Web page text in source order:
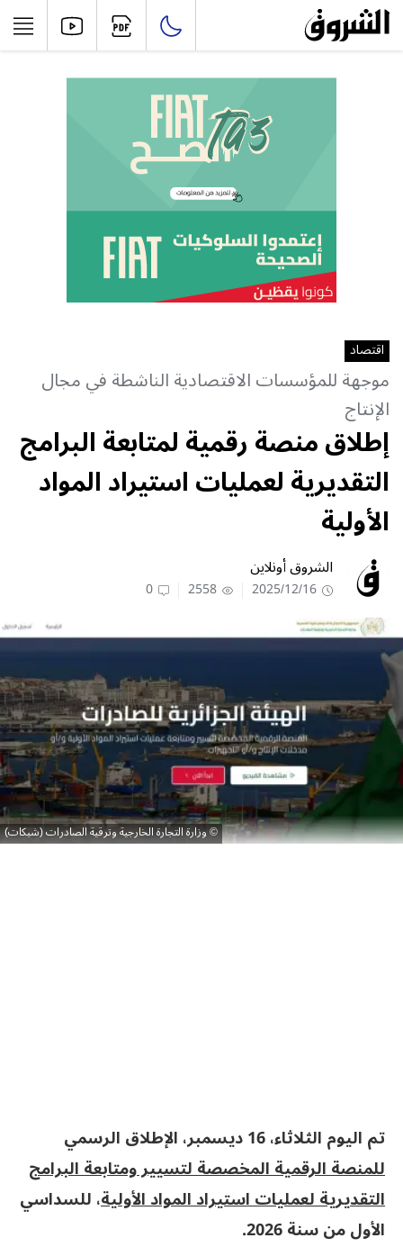
اقتصاد
موجهة للمؤسسات الاقتصادية الناشطة في مجال
الإنتاج
إطلاق منصة رقمية لمتابعة البرامج
التقديرية لعمليات استيراد المواد
الأولية
الشروق أونلاين
2025/12/16
2558
0
وزارة التجارة الخارجية وترقية الصادرات (شبكات)
تم اليوم الثلاثاء، 16 ديسمبر، الإطلاق الرسمي
للمنصة الرقمية المخصصة لتسيير ومتابعة البرامج
التقديرية لعمليات استيراد المواد الأولية، للسداسي
الأول من سنة 2026.